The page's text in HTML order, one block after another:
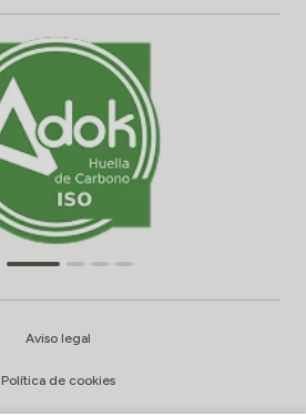
Aviso legal
Política de cookies